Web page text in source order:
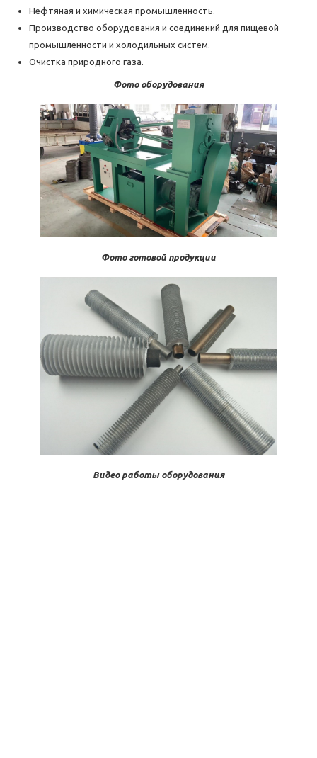
Нефтяная и химическая промышленность.
Производство оборудования и соединений для пищевой
промышленности и холодильных систем.
Очистка природного газа.
Фото оборудования
Фото готовой продукции
Видео работы оборудования